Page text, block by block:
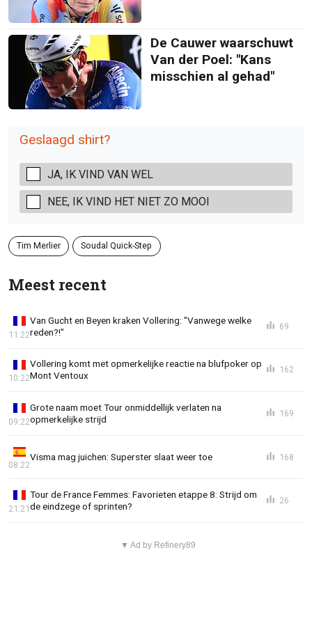
De Cauwer waarschuwt
Van der Poel: "Kans
misschien al gehad"
Geslaagd shirt?
JA, IK VIND VAN WEL
NEE, IK VIND HET NIET ZO MOOI
Tim Merlier Soudal Quick-Step
Meest recent
Van Gucht en Beyen kraken Vollering: "Vanwege welke
reden?!"
11:22
69
Vollering komt met opmerkelijke reactie na blufpoker op
Mont Ventoux
10:22
162
Grote naam moet Tour onmiddellijk verlaten na
opmerkelijke strijd
09:22
169
Visma mag juichen: Superster slaat weer toe
08:22
168
Tour de France Femmes: Favorieten etappe 8: Strijd om
de eindzege of sprinten?
21:21
26
▼ Ad by Refinery89